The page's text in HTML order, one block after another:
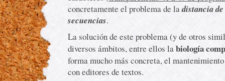
concretamente el problema de ladistancia
secuencias.
La solución de este problema (y de otros
diversos ámbitos, entre ellos labiología
forma mucho más concreta, el
con editores de textos.